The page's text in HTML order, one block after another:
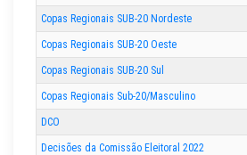
Copas Regionais SUB-20 Nordeste
Copas Regionais SUB-20 Oeste
Copas Regionais SUB-20 Sul
Copas Regionais Sub-20/Masculino
DCO
Decisões da Comissão Eleitoral 2022